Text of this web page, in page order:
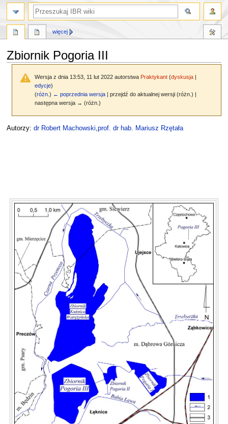
Zbiornik Pogoria III
Wersja z dnia 13:53, 11 lut 2022 autorstwa Praktykant (dyskusja |
edycje)
(różn.) ← poprzednia wersja | przejdź do aktualnej wersji (różn.) |
następna wersja → (różn.)
Przejdź
Przejdź
Autorzy: dr Robert Machowski prof. dr hab. Mariusz Rzętała
więcej
szukaj